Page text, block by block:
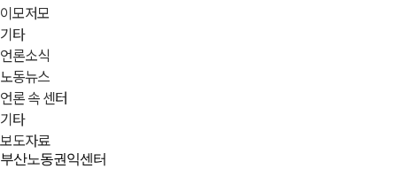
이모저모
기타
언론소식
노동뉴스
언론 속 센터
기타
보도자료
부산노동권익센터